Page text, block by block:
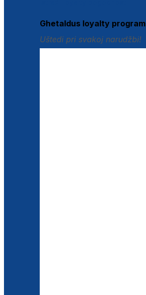
Ghetaldus loyalty program
Uštedi pri svakoj narudžbi!